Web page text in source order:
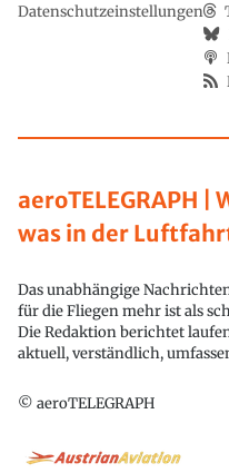
aeroTELEGRAPH
was in der
Das unabhängige
für die Fliegen mehr ist als
Die Redaktion berichtet
aktuell, verständlich,
© aeroTELEGRAPH
Datenschutzeinstellungen